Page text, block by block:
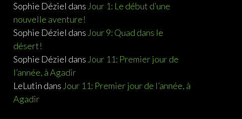
Sophie Déziel dans Jour 1: Le début d’une
nouvelle aventure!
Sophie Déziel dans Jour 9: Quad dans le
désert!
Sophie Déziel dans Jour 11: Premier jour de
l’année, à Agadir
LeLutin dans Jour 11: Premier jour de l’année, à
Agadir